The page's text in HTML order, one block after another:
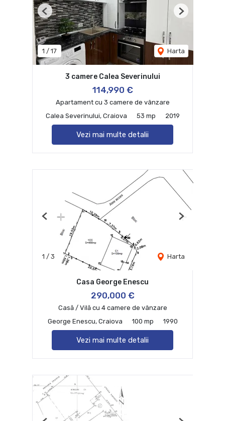
1 / 17 Harta
Previous Next
3 camere Calea Severinului
114,990 €
Apartament cu 3 camere de vânzare
Calea Severinului, Craiova
53 mp 2019
Vezi mai multe detalii
1 / 3 Harta
Previous Next
Casa George Enescu
290,000 €
Casă / Vilă cu 4 camere de vânzare
George Enescu, Craiova
100 mp 1990
Vezi mai multe detalii